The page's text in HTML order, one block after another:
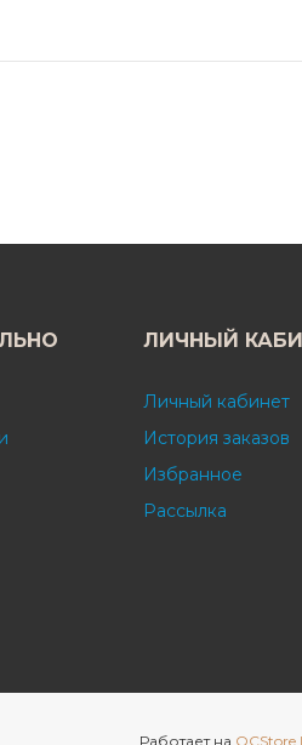
ЛИЧНЫЙ
Личный кабинет
История заказов
Избранное
Рассылка
Работает на OCStore